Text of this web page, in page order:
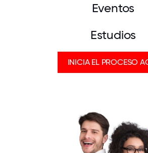
Eventos
Estudios
INICIA EL PROCESO